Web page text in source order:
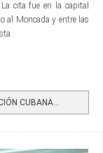
cita fue en la capital
al Moncada y entre las
CUBANA...